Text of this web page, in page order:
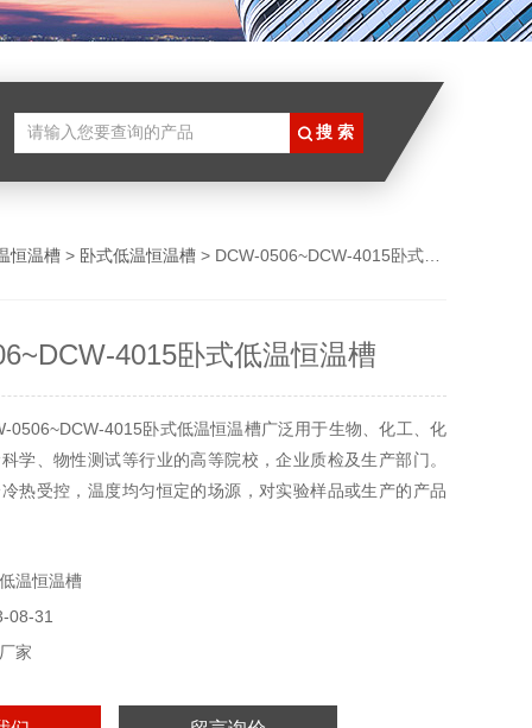
恒温槽 > 卧式低温恒温槽 > DCW-0506~DCW-4015卧式低温恒温槽
4015卧式低温恒温槽
0506~DCW-4015卧式低温恒温槽广泛用于生物、化工、化
学、物性测试等行业的高等院校，企业质检及生产部门。
热受控，温度均匀恒定的场源，对实验样品或生产的产品
辅助加热或制冷的热源或冷源。
温恒温槽
08-31
家